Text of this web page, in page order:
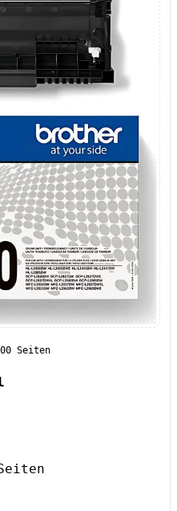
Seiten